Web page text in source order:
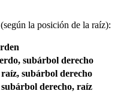
(según la posición de la raíz):
subárbol derecho
subárbol derecho
derecho, raíz